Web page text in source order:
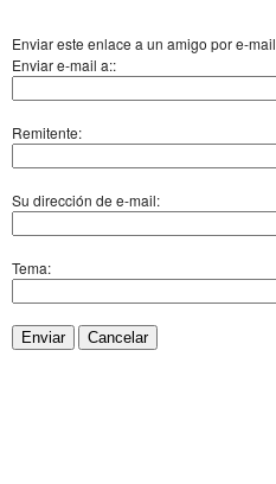
Enviar este enlace a un amigo por e-mail
Enviar e-mail a::
Remitente:
Su dirección de e-mail:
Tema:
Enviar Cancelar